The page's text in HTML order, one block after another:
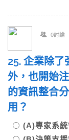
0討論
25. 企業除了
外，也開始
的資訊整合
用？
(A)專家系